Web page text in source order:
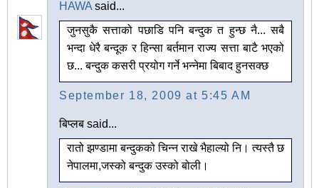
HAWA said...
जुनसुकै सत्ताको पछाडि पनि बन्दुक त हुन्छ नै... सबै
भन्दा धेरै बन्दूक र हिन्सा बर्तमान राज्य सत्ता बाटै भएको
छ... बन्दुक कसरी प्रयोग गर्ने भन्नेमा बिबाद हुनसक्छ
September 18, 2009 at 5:45 AM
बिप्लब said...
रातो झण्डामा बन्दुकको चिन्न राखे भैहाल्यो नि। त्यस्तै छ
नेपालमा,जस्को बन्दुक उस्को बोली।